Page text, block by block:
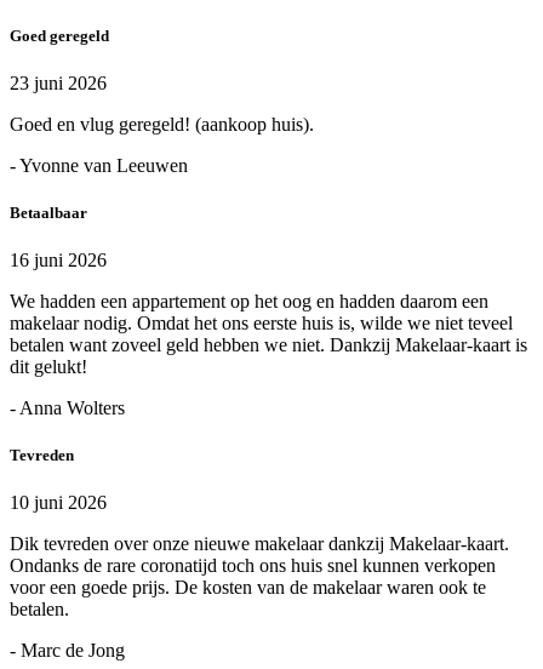
Goed geregeld
23 juni 2026
Goed en vlug geregeld! (aankoop huis).
- Yvonne van Leeuwen
Betaalbaar
16 juni 2026
We hadden een appartement op het oog en hadden daarom een
makelaar nodig. Omdat het ons eerste huis is, wilde we niet teveel
betalen want zoveel geld hebben we niet. Dankzij Makelaar-kaart is
dit gelukt!
- Anna Wolters
Tevreden
10 juni 2026
Dik tevreden over onze nieuwe makelaar dankzij Makelaar-kaart.
Ondanks de rare coronatijd toch ons huis snel kunnen verkopen
voor een goede prijs. De kosten van de makelaar waren ook te
betalen.
- Marc de Jong